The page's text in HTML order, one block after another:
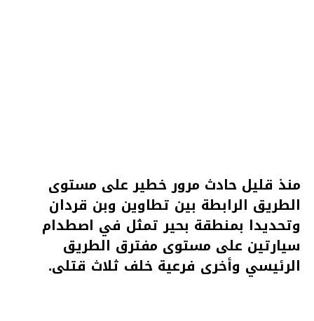
منذ قليل حادث مرور خطير على مستوى
الطريق الرابطة بين تطاوين وبن قردان
وتحديدا بمنطقة بحير تمثل في اصطدام
سيارتين على مستوى مفترق الطريق
الرئيسي وأخرى فرعية خلف ثلاث قتلى.